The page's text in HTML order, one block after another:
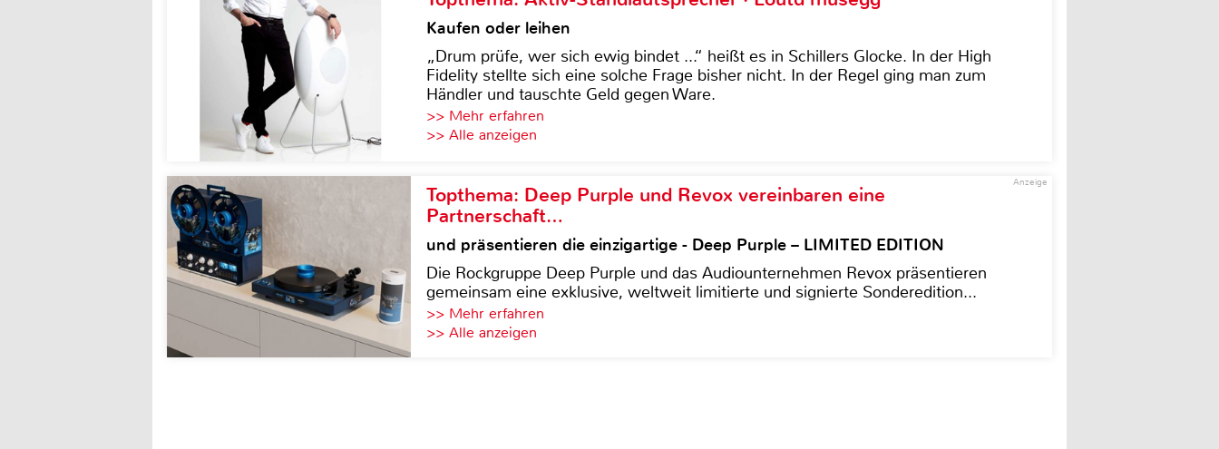
Kaufen oder leihen
„Drum prüfe, wer sich ewig bindet ...“ heißt es in Schillers Glocke. In der High
Fidelity stellte sich eine solche Frage bisher nicht. In der Regel ging man zum
Händler und tauschte Geld gegen Ware.
>> Mehr erfahren
>> Alle anzeigen
Anzeige
Topthema: Deep Purple und Revox vereinbaren eine
Partnerschaft…
und präsentieren die einzigartige - Deep Purple – LIMITED EDITION
Die Rockgruppe Deep Purple und das Audiounternehmen Revox präsentieren
gemeinsam eine exklusive, weltweit limitierte und signierte Sonderedition...
>> Mehr erfahren
>> Alle anzeigen